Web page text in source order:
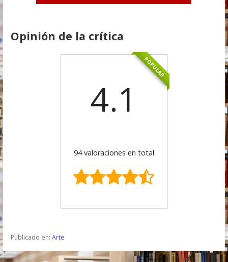
Opinión de la crítica
POPULAR
4.1
94 valoraciones en total
Publicado en: Arte